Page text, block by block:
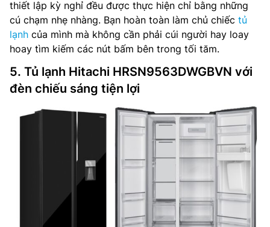
thiết lập kỳ nghỉ đều được thực hiện chỉ bằng những
cú chạm nhẹ nhàng. Bạn hoàn toàn làm chủ chiếc tủ
lạnh của mình mà không cần phải cúi người hay loay
hoay tìm kiếm các nút bấm bên trong tối tăm.
5. Tủ lạnh Hitachi HRSN9563DWGBVN với
đèn chiếu sáng tiện lợi